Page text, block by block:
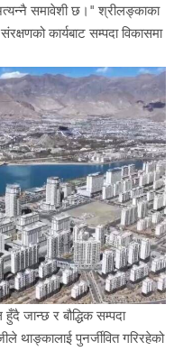
समावेशी छ।" श्रीलङ्काका
कार्यबाट सम्पदा विकासमा
जान्छ र बौद्धिक सम्पदा
थाङ्कालाई पुनर्जीवित गरिरहेको